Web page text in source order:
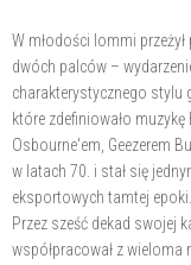
W młodości Iommi
dwóch palców –
charakterystycznego stylu
które zdefiniowało
Osbourne'em, Geezerem
w latach 70. i stał się
eksportowych tamtej epoki.
Przez sześć dekad swojej
współpracował z wieloma